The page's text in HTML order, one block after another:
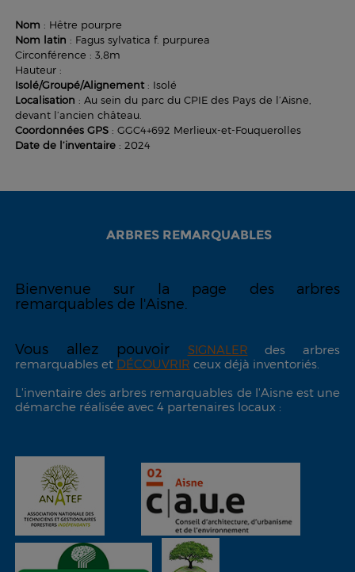
Nom : Hêtre pourpre
Nom latin : Fagus sylvatica f. purpurea
Circonférence : 3,8m
Hauteur :
Isolé/Groupé/Alignement : Isolé
Localisation : Au sein du parc du CPIE des Pays de l’Aisne,
devant l’ancien château.
Coordonnées GPS: GGC4+692 Merlieux-et-Fouquerolles
Date de l’inventaire: 2024
ARBRES REMARQUABLES
Bienvenue sur la page des arbres
remarquables de l'Aisne.
Vous allez pouvoir SIGNALER des arbres
remarquables et DÉCOUVRIR ceux déjà inventoriés.
L'inventaire des arbres remarquables de l'Aisne est une
démarche réalisée avec 4 partenaires locaux :